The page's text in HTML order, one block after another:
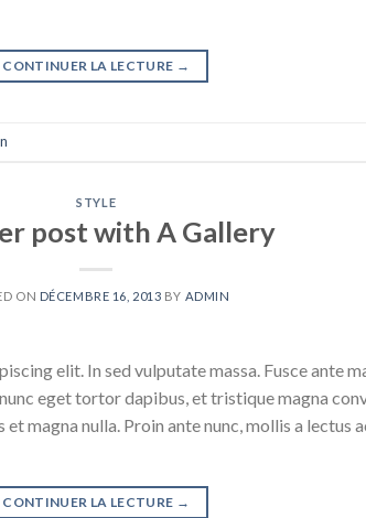
CONTINUER LA LECTURE →
STYLE
post with A Gallery
ON DÉCEMBRE 16, 2013 BY ADMIN
elit. In sed vulputate massa. Fusce ante
eget tortor dapibus, et tristique magna
et magna nulla. Proin ante nunc, mollis a lectus
CONTINUER LA LECTURE →